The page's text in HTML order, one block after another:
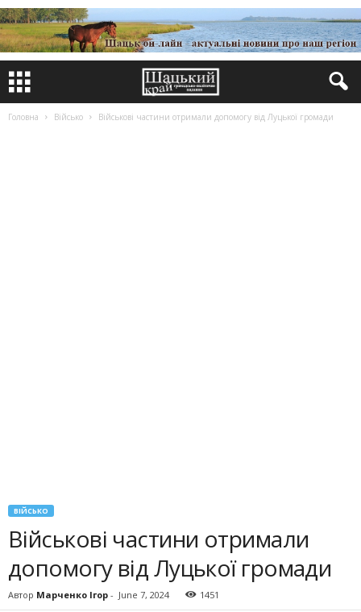
Головна Військо Військові частини отримали допомогу від Луцької громади
ВІЙСЬКО
Військові частини отримали
допомогу від Луцької громади
Автор Марченко Ігор - June 7, 2024 1451